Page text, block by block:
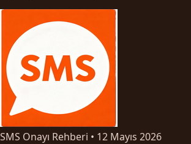
SMS Onayı Rehberi • 12 Mayıs 2026